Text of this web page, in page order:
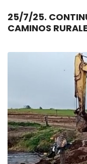
25/7/25. CONTINÚAN LOS TRABAJOS EN
CAMINOS